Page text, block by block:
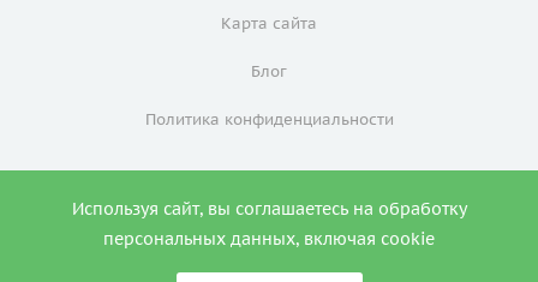
Используя сайт, вы соглашаетесь на обработку
персональных данных, включая cookie
Карта сайта
Блог
Политика конфиденциальности